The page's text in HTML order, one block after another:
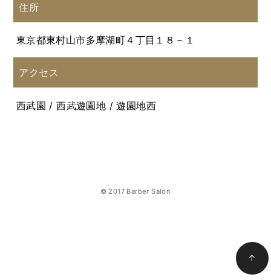
住所
東京都東村山市多摩湖町４丁目１８－１
アクセス
西武園 / 西武遊園地 / 遊園地西
© 2017 Barber Salon
↑